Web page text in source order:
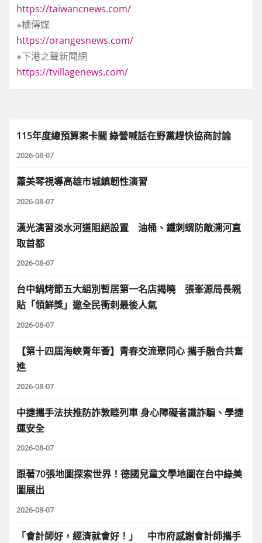
https://taiwancnews.com/
※橘傳媒
https://orangesnews.com/
※下港之聲新聞網
https://tvillagenews.com/
115年度總預算案卡關 綠營喊話在野黨趕快協商討論
2026-08-07
蕭美琴視導高雄市城鎮韌性演習
2026-08-07
漢光演習淡水河道阻絕設置 油桶、鐵刺蝟防敵溯河直
取首都
2026-08-07
台中鍋烤節五大組別暫居第一名店揭曉 張峯源局長親
貼「領鮮獎」邀全民衝刺最後人氣
2026-08-07
【第十四屆海峽青年薈】青春交流聚同心 攜手融合共奮
進
2026-08-07
中捷攜手法扶推防詐敦睦列車 身心障礙者識詐騙、學捷
運安全
2026-08-07
跟著70張地圖探索世界！德國兒童文學地圖在台中綠美
圖展出
2026-08-07
「會計師好，經濟就會好！」 中市府感謝會計師攜手